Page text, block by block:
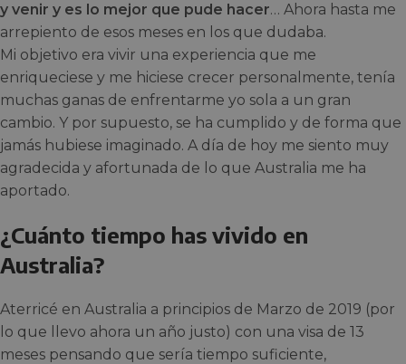
y venir y es lo mejor que pude hacer… Ahora hasta me
arrepiento de esos meses en los que dudaba.
Mi objetivo era vivir una experiencia que me
enriqueciese y me hiciese crecer personalmente, tenía
muchas ganas de enfrentarme yo sola a un gran
cambio. Y por supuesto, se ha cumplido y de forma que
jamás hubiese imaginado. A día de hoy me siento muy
agradecida y afortunada de lo que Australia me ha
aportado.
¿Cuánto tiempo has vivido en
Australia?
Aterricé en Australia a principios de Marzo de 2019 (por
lo que llevo ahora un año justo) con una visa de 13
meses pensando que sería tiempo suficiente,